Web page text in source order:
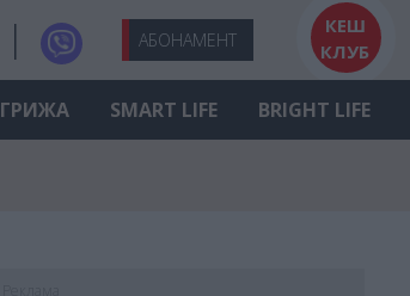
АБОНАМЕНТ
КЕШ
КЛУБ
ГРИЖА SMART LIFE BRIGHT LIFE